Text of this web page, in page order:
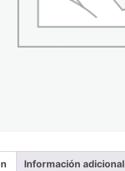
Información adicional